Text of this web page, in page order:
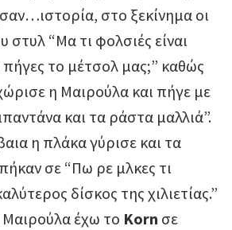
στο ξεκίνημα οι
στυλ “Μα τι φολσιές είναι
πήγες το μέτσολ μας;” καθώς
η Μαιρούλα και πήγε με
και τα ράστα μαλλιά”.
η πλάκα γύρισε και τα
σε “Πω ρε μλκες τι
δίσκος της χιλιετίας.”
Μαιρούλα έχω το Korn σε